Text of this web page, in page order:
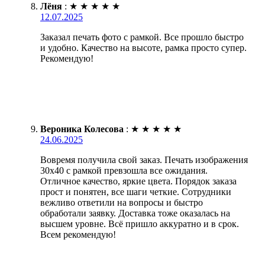
Лёня : ★ ★ ★ ★ ★
12.07.2025
Заказал печать фото с рамкой. Все прошло быстро
и удобно. Качество на высоте, рамка просто супер.
Рекомендую!
Вероника Колесова : ★ ★ ★ ★ ★
24.06.2025
Вовремя получила свой заказ. Печать изображения
30х40 с рамкой превзошла все ожидания.
Отличное качество, яркие цвета. Порядок заказа
прост и понятен, все шаги четкие. Сотрудники
вежливо ответили на вопросы и быстро
обработали заявку. Доставка тоже оказалась на
высшем уровне. Всё пришло аккуратно и в срок.
Всем рекомендую!